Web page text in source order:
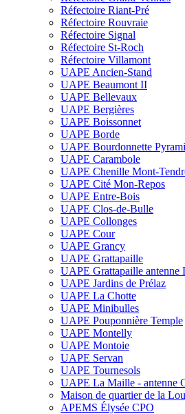
Réfectoire Riant-Pré
Réfectoire Rouvraie
Réfectoire Signal
Réfectoire St-Roch
Réfectoire Villamont
UAPE Ancien-Stand
UAPE Beaumont II
UAPE Bellevaux
UAPE Bergières
UAPE Boissonnet
UAPE Borde
UAPE Bourdonnette
UAPE Carambole
UAPE Chenille Mont-
UAPE Cité Mon-Repos
UAPE Entre-Bois
UAPE Clos-de-Bulle
UAPE Collonges
UAPE Cour
UAPE Grancy
UAPE Grattapaille
UAPE Grattapaille antenne
UAPE Jardins de Prélaz
UAPE La Chotte
UAPE Minibulles
UAPE Pouponnière Temple
UAPE Montelly
UAPE Montoie
UAPE Servan
UAPE Tournesols
UAPE La Maille - antenne
Maison de quartier de la
APEMS Élysée CPO